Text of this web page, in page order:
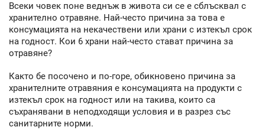
Всеки човек поне веднъж в живота си се е сблъсквал с
хранително отравяне. Най-често причина за това е
консумацията на некачествени или храни с изтекъл срок
на годност. Кои 6 храни най-често стават причина за
отравяне?
Както бе посочено и по-горе, обикновено причина за
хранителните отравяния е консумацията на продукти с
изтекъл срок на годност или на такива, които са
съхранявани в неподходящи условия и в разрез със
санитарните норми.